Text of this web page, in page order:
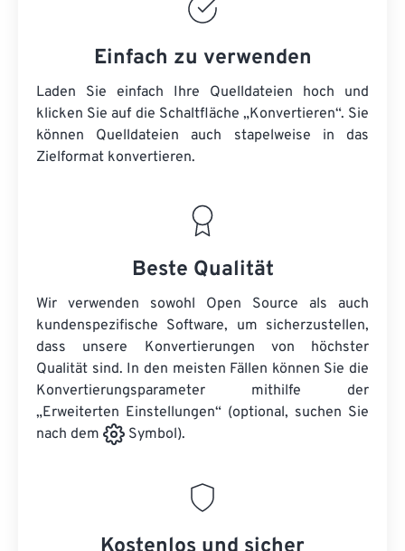
Einfach zu verwenden
Laden Sie einfach Ihre Quelldateien hoch und
klicken Sie auf die Schaltfläche „Konvertieren“. Sie
können Quelldateien auch stapelweise in das
Zielformat konvertieren.
Beste Qualität
Wir verwenden sowohl Open Source als auch
kundenspezifische Software, um sicherzustellen,
dass unsere Konvertierungen von höchster
Qualität sind. In den meisten Fällen können Sie die
Konvertierungsparameter mithilfe der
„Erweiterten Einstellungen“ (optional, suchen Sie
nach dem
Symbol).